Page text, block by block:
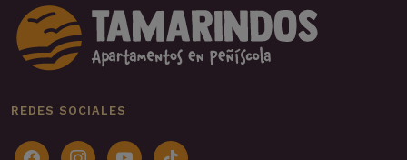
REDES SOCIALES
facebookinstagramyoutubetiktok